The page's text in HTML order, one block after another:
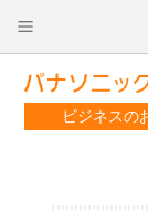
ビジネスの